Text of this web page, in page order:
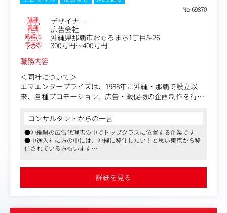
沖縄を中心に観光業界や地域発展にも貢献する広告を作成
しています。
業界はメーカー、通信、エネルギー、飲食、ホテル、不動
産など様々です。
＜同業他社と比較した際の同社の強み＞
一つの広告会社ではなく、クライアントのパートナーとし
て活動しています。
単なる発注業者ではなくクライアントと一心同体となり、
成長に貢献しています。
【変更の範囲】無
No.69870
職種 デザイナー
業種 広告会社
勤務地 沖縄県那覇市おもろまち1丁目5-26
年収例
300万円～400万円
職務内容
＜同社について＞
エマエンタープライズは、1988年に沖縄・那覇で設立以
来、各種プロモーション、広告・販促物の企画制作を行う
沖縄県の広告代理店の中でトップクラスに位置する企業で
す。
＜お任せするお仕事について＞
・広告・セールスプロモーション、デジタルプロモーショ
・企業や団体、自治体などのブランディングのためのデザ
コンサルタントからの一言
●沖縄県の広告代理店の中でトップクラスに位置する企業です
●中途入社に方の中には、沖縄に移住したい！と思い東京から移
住されている方もいます
詳細を見る